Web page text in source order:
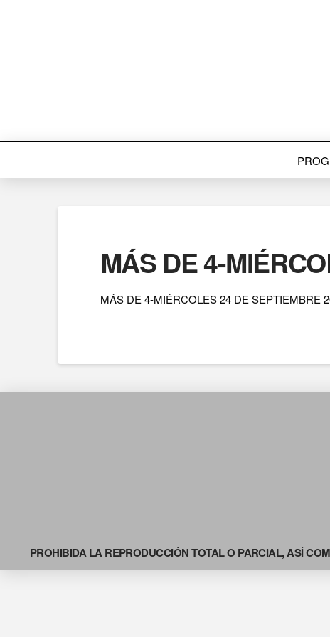
MÁS DE 4-
MÁS DE 4-MIÉRCOLES 24 DE SEPTIEMBRE
PROHIBIDA LA REPRODUCCIÓN TOTAL O PARCIAL, ASÍ